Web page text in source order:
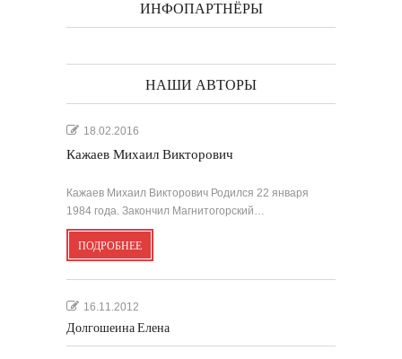
ИНФОПАРТНЁРЫ
НАШИ АВТОРЫ
18.02.2016
Кажаев Михаил Викторович
Кажаев Михаил Викторович Родился 22 января
1984 года. Закончил Магнитогорский…
ПОДРОБНЕЕ
16.11.2012
Долгошеина Елена